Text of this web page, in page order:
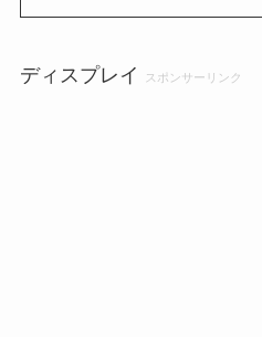
ディスプレイ スポンサーリンク